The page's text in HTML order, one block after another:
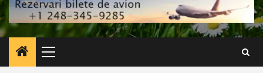
Primary
Menu